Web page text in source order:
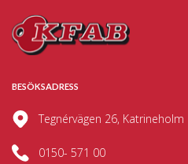
BESÖKSADRESS
Tegnérvägen 26, Katrineholm
0150- 571 00